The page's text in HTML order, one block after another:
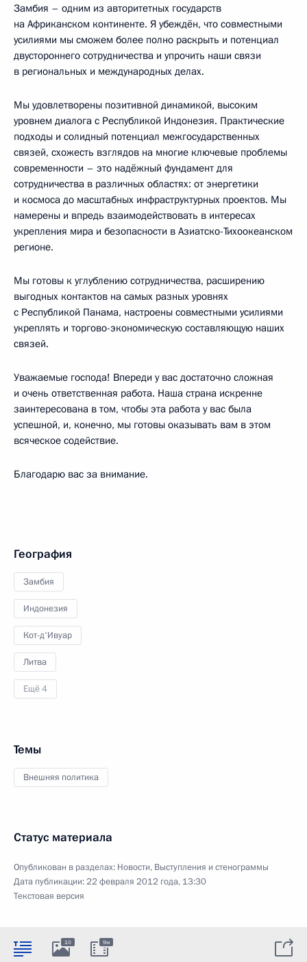
Замбия – одним из авторитетных государств
на Африканском континенте. Я убеждён, что совместными
усилиями мы сможем более полно раскрыть и потенциал
двустороннего сотрудничества и упрочить наши связи
в региональных и международных делах.
Мы удовлетворены позитивной динамикой, высоким
уровнем диалога с Республикой Индонезия. Практические
подходы и солидный потенциал межгосударственных
связей, схожесть взглядов на многие ключевые проблемы
современности – это надёжный фундамент для
сотрудничества в различных областях: от энергетики
и космоса до масштабных инфраструктурных проектов. Мы
намерены и впредь взаимодействовать в интересах
укрепления мира и безопасности в Азиатско-Тихоокеанском
регионе.
Мы готовы к углублению сотрудничества, расширению
выгодных контактов на самых разных уровнях
с Республикой Панама, настроены совместными усилиями
укреплять и торгово-экономическую составляющую наших
связей.
Уважаемые господа! Впереди у вас достаточно сложная
и очень ответственная работа. Наша страна искренне
заинтересована в том, чтобы эта работа у вас была
успешной, и, конечно, мы готовы оказывать вам в этом
всяческое содействие.
Благодарю вас за внимание.
География
Замбия
Индонезия
Кот-д'Ивуар
Литва
Ещё 4
Темы
Внешняя политика
Статус материала
Опубликован в разделах: Новости, Выступления и стенограммы
Дата публикации:22 февраля 2012 года, 13:30
Текстовая версия
10 9м